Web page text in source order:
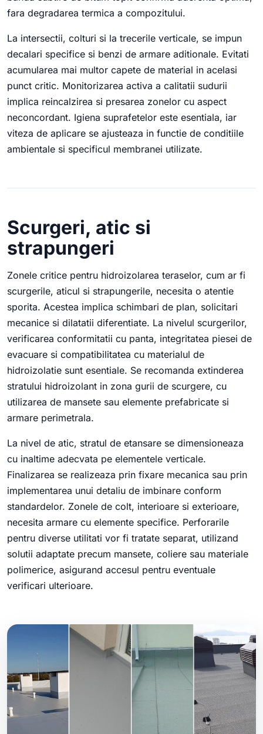
fara degradarea termica a compozitului.
La intersectii, colturi si la trecerile verticale, se impun
decalari specifice si benzi de armare aditionale. Evitati
acumularea mai multor capete de material in acelasi
punct critic. Monitorizarea activa a calitatii sudurii
implica reincalzirea si presarea zonelor cu aspect
neconcordant. Igiena suprafetelor este esentiala, iar
viteza de aplicare se ajusteaza in functie de conditiile
ambientale si specificul membranei utilizate.
Scurgeri, atic si
strapungeri
Zonele critice pentru hidroizolarea teraselor, cum ar fi
scurgerile, aticul si strapungerile, necesita o atentie
sporita. Acestea implica schimbari de plan, solicitari
mecanice si dilatatii diferentiate. La nivelul scurgerilor,
verificarea conformitatii cu panta, integritatea piesei de
evacuare si compatibilitatea cu materialul de
hidroizolatie sunt esentiale. Se recomanda extinderea
stratului hidroizolant in zona gurii de scurgere, cu
utilizarea de mansete sau elemente prefabricate si
armare perimetrala.
La nivel de atic, stratul de etansare se dimensioneaza
cu inaltime adecvata pe elementele verticale.
Finalizarea se realizeaza prin fixare mecanica sau prin
implementarea unui detaliu de imbinare conform
standardelor. Zonele de colt, interioare si exterioare,
necesita armare cu elemente specifice. Perforarile
pentru diverse utilitati vor fi tratate separat, utilizand
solutii adaptate precum mansete, coliere sau materiale
polimerice, asigurand accesul pentru eventuale
verificari ulterioare.